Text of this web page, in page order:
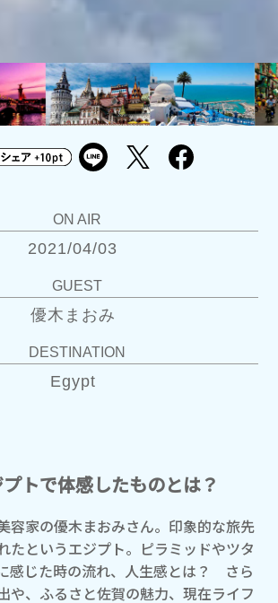
ON AIR
2021/04/03
GUEST
優木まおみ
DESTINATION
Egypt
トで体感したものとは？
容家の優木まおみさん。印象的な旅先
たというエジプト。ピラミッドやツタ
感じた時の流れ、人生感とは？ さら
や、ふるさと佐賀の魅力、現在ライフ